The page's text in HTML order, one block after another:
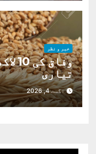
خبر و نظر
تیاری
اگست 4, 2026